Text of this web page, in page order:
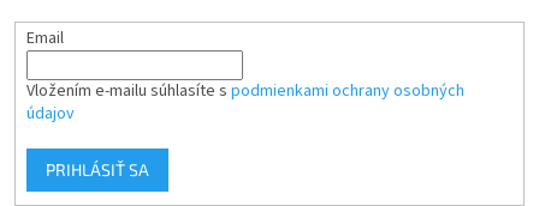
Email
Vložením e-mailu súhlasíte s podmienkami ochrany osobných
údajov
PRIHLÁSIŤ SA